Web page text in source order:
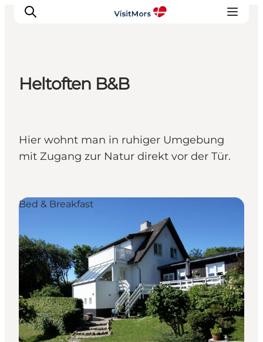
Infos über Mors
Unterkunft
Pauschalreisen / Urlaub
Heltoften B&B
Hier wohnt man in ruhiger Umgebung
mit Zugang zur Natur direkt vor der Tür.
Bed & Breakfast